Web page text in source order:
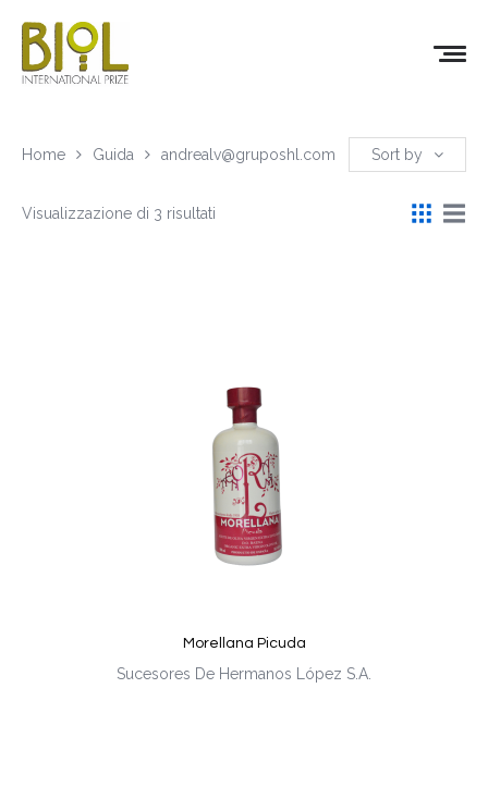
Home Guida andrealv@gruposhl.com Sort by
Visualizzazione di 3 risultati
Morellana Picuda
Sucesores De Hermanos López S.A.